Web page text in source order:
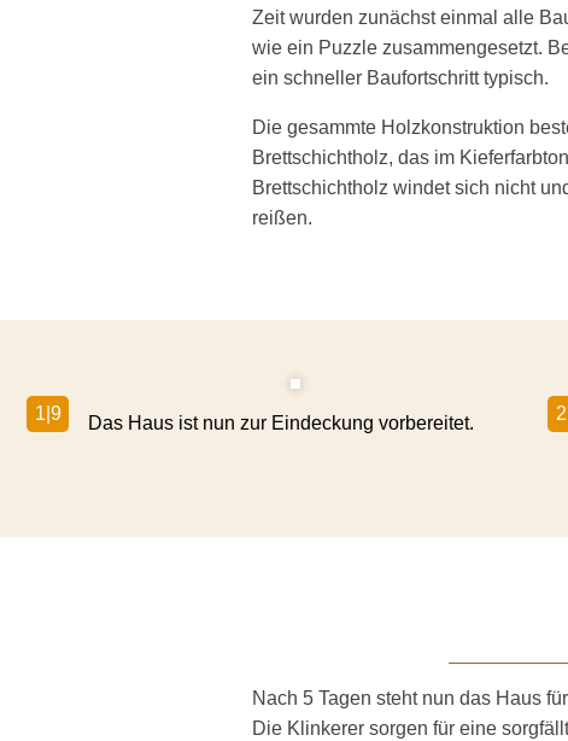
Zeit wurden zunächst einmal alle
wie ein Puzzle zusammen­gesetzt.
ein schneller Baufort­s­chritt typisch.
Die gesammte Holzkon­struktion
Brettschichtholz, das im
Brettschichtholz windet sich nicht
reißen.
1|9 Das Haus ist nun zur Eindeckung vorbereitet.
Nach 5 Tagen steht nun das Haus
Die Klinkerer sorgen für eine